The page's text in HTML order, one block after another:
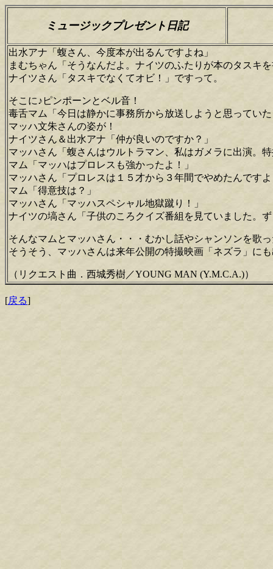
ミュージックプレゼント日記
出水アナ「蝮さん、今度本が出るんですよね」
まむちゃん「そうなんだよ。ナイツのふたりが本のタスキ
ナイツさん「タスキでなくてオビ！」ですって。
そこに♪ピンポーンとベル音！
毒舌マム「今日は静かに事務所から放送しようと思ってい
マッハ文朱さんの姿が！
ナイツさん＆出水アナ「仲が良いのですか？」
マッハさん「蝮さんはウルトラマン、私はガメラに出演。
マム「マッハはプロレスも強かったよ！」
マッハさん「プロレスは１５才から３年間でやめたんです
マム「得意技は？」
マッハさん「マッハスペシャル地獄蹴り！」
ナイツの塙さん「子供のころクイズ番組を見ていました。
そんなマムとマッハさん・・・むかし話やシャンソンを歌
そうそう、マッハさんは来年公開の特撮映画「ネズラ」に
（リクエスト曲．西城秀樹／YOUNG MAN (Y.M.C.A.)）
[戻る]